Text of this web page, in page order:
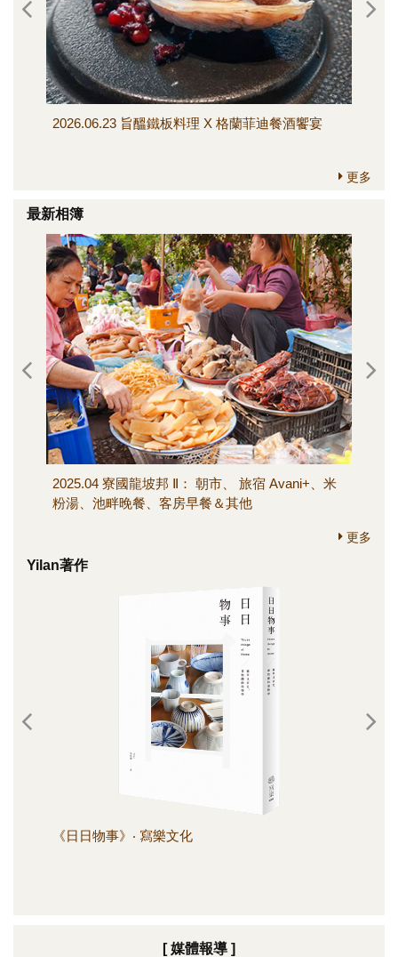
2026.06.23 旨醞鐵板料理 X 格蘭菲迪餐酒饗宴
更多
最新相簿
2025.04 寮國龍坡邦 Ⅱ： 朝市、 旅宿 Avani+、米
粉湯、池畔晚餐、客房早餐＆其他
更多
Yilan著作
《日日物事》‧ 寫樂文化
[ 媒體報導 ]